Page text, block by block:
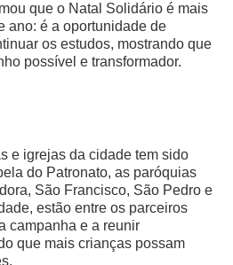
que o Natal Solidário é mais
ano: é a oportunidade de
os estudos, mostrando que
possível e transformador.
e igrejas da cidade tem sido
do Patronato, as paróquias
São Francisco, São Pedro e
estão entre os parceiros
campanha e a reunir
que mais crianças possam